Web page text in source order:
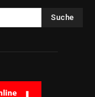
Suche